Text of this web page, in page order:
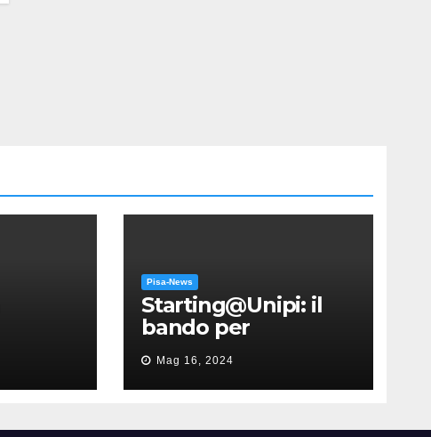
Pisa-News
Starting@Unipi: il
bando per
supportare la
partecipazione
all’ERC Starting
Mag 16, 2024